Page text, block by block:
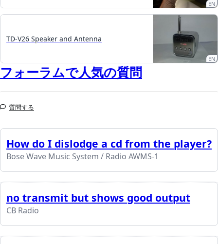
EN
TD-V26 Speaker and Antenna
EN
フォーラムで人気の質問
質問する
How do I dislodge a cd from the player?
Bose Wave Music System / Radio AWMS-1
no transmit but shows good output
CB Radio